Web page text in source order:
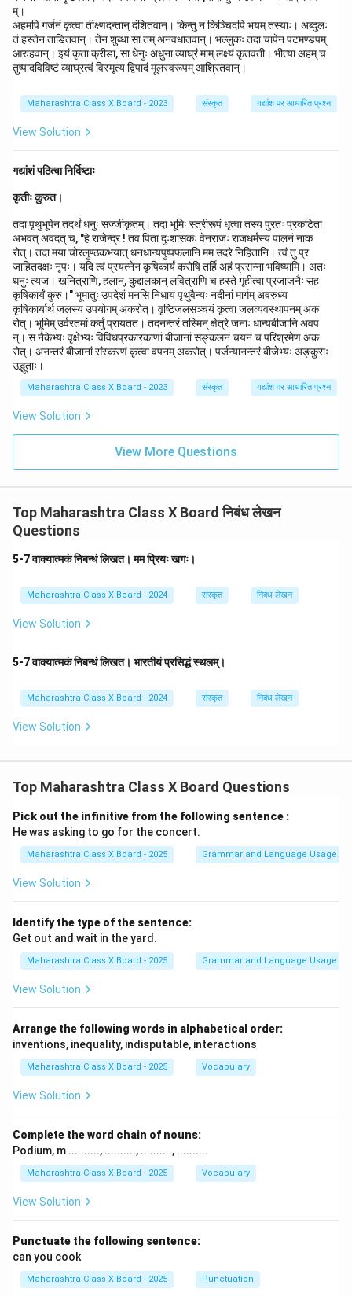
म्।
अहमपि गर्जनं कृत्वा तीक्ष्णदन्तान् दंशितवान्। किन्तु न किञ्चिदपि भयम् तस्याः। अब्दुलः
तं हस्तेन ताडितवान्। तेन शुब्धा सा तम् अनवधातवान्। भल्लुकः तदा चापेन पटमण्डपम्
आरुहवान्। इयं कृता क्रीडा, सा धेनुः अधुना व्याघ्रं माम् लक्ष्यं कृतवती। भीत्या अहम् च
तुष्पादविविष्टं व्याघ्रत्वं विस्मृत्य द्विपादं मूलस्वरूपम् आश्रितवान्।
Maharashtra Class X Board - 2023 संस्कृत गद्यांश पर आधारित प्रश्न
View Solution
गद्यांशं पठित्वा निर्दिष्टाः
कृतीः कुरुत।
तदा पृथुभूपेन तदर्थं धनुः सज्जीकृतम्। तदा भूमिः स्त्रीरूपं धृत्वा तस्य पुरतः प्रकटिता
अभवत् अवदत् च, "हे राजेन्द्र ! तव पिता दुःशासकः वेनराजः राजधर्मस्य पालनं नाक
रोत्। तदा मया चोरलुण्ठकभयात् धनधान्यपुष्पफलानि मम उदरे निहितानि। त्वं तु प्र
जाहितदक्षः नृपः। यदि त्वं प्रयत्नेन कृषिकार्यं करोषि तर्हि अहं प्रसन्ना भविष्यामि। अतः
धनुः त्यज। खनित्राणि, हलान्, कुद्दालकान् लवित्राणि च हस्ते गृहीत्वा प्रजाजनैः सह
कृषिकार्यं कुरु।" भूमातुः उपदेशं मनसि निधाय पृथुवैन्यः नदीनां मार्गम् अवरुध्य
कृषिकार्यार्थ जलस्य उपयोगम् अकरोत्। वृष्टिजलसञ्चयं कृत्वा जलव्यवस्थापनम् अक
रोत्। भूमिम् उर्वरतमां कर्तुं प्रायतत। तदनन्तरं तस्मिन् क्षेत्रे जनाः धान्यबीजानि अवप
न्। स नैकेभ्यः वृक्षेभ्यः विविधप्रकारकाणां बीजानां सङ्कलनं चयनं च परिश्रमेण अक
रोत्। अनन्तरं बीजानां संस्करणं कृत्वा वपनम् अकरोत्। पर्जन्यानन्तरं बीजेभ्यः अङ्कुराः
उद्भूताः।
Maharashtra Class X Board - 2023 संस्कृत गद्यांश पर आधारित प्रश्न
View Solution
View More Questions
Top Maharashtra Class X Board निबंध लेखन
Questions
5-7 वाक्यात्मकं निबन्धं लिखत। मम प्रियः खगः।
Maharashtra Class X Board - 2024 संस्कृत निबंध लेखन
View Solution
5-7 वाक्यात्मकं निबन्धं लिखत। भारतीयं प्रसिद्धं स्थलम्।
Maharashtra Class X Board - 2024 संस्कृत निबंध लेखन
View Solution
Top Maharashtra Class X Board Questions
Pick out the infinitive from the following sentence :
He was asking to go for the concert.
Maharashtra Class X Board - 2025 Grammar and Language Usage
View Solution
Identify the type of the sentence:
Get out and wait in the yard.
Maharashtra Class X Board - 2025 Grammar and Language Usage
View Solution
Arrange the following words in alphabetical order:
inventions, inequality, indisputable, interactions
Maharashtra Class X Board - 2025 Vocabulary
View Solution
Complete the word chain of nouns:
Podium, m .........., .........., .........., ..........
Maharashtra Class X Board - 2025 Vocabulary
View Solution
Punctuate the following sentence:
can you cook
Maharashtra Class X Board - 2025 Punctuation